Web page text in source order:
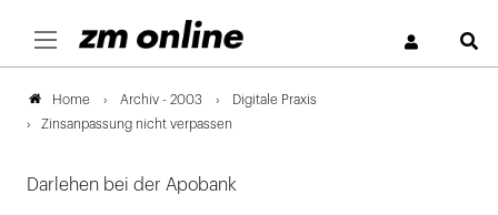
Home Archiv - 2003
Digitale Praxis
Zinsanpassung nicht verpassen
Darlehen bei der Apobank